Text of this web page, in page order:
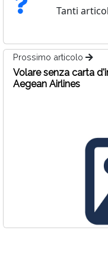
Tanti
Prossimo articolo
Volare senza carta
Aegean Airlines